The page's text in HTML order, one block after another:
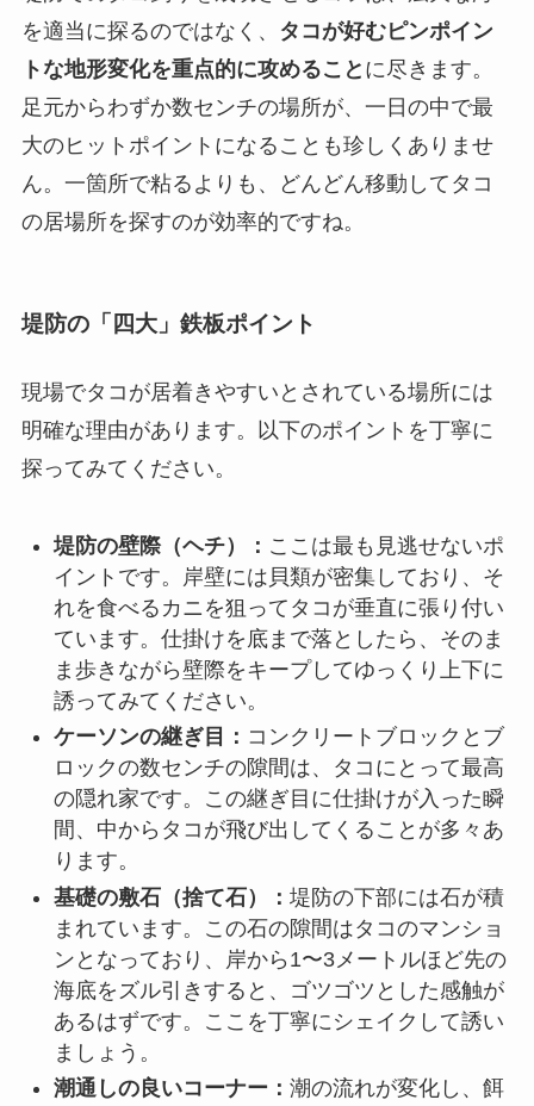
を適当に探るのではなく、
タコが好むピンポイン
トな地形変化を重点的に攻めること に尽きます。
足元からわずか数センチの場所が、一日の中で最
大のヒットポイントになることも珍しくありませ
ん。一箇所で粘るよりも、どんどん移動してタコ
の居場所を探すのが効率的ですね。
堤防の「四大」鉄板ポイント
現場でタコが居着きやすいとされている場所には
明確な理由があります。以下のポイントを丁寧に
探ってみてください。
堤防の壁際（ヘチ）： ここは最も見逃せないポ
イントです。岸壁には貝類が密集しており、そ
れを食べるカニを狙ってタコが垂直に張り付い
ています。仕掛けを底まで落としたら、そのま
ま歩きながら壁際をキープしてゆっくり上下に
誘ってみてください。
ケーソンの継ぎ目： コンクリートブロックとブ
ロックの数センチの隙間は、タコにとって最高
の隠れ家です。この継ぎ目に仕掛けが入った瞬
間、中からタコが飛び出してくることが多々あ
ります。
基礎の敷石（捨て石）： 堤防の下部には石が積
まれています。この石の隙間はタコのマンショ
ンとなっており、岸から1〜3メートルほど先の
海底をズル引きすると、ゴツゴツとした感触が
あるはずです。ここを丁寧にシェイクして誘い
ましょう。
潮通しの良いコーナー： 潮の流れが変化し、餌